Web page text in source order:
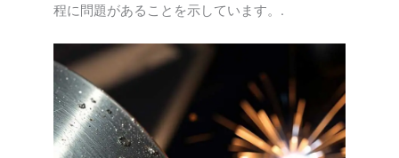
程に問題があることを示しています。.